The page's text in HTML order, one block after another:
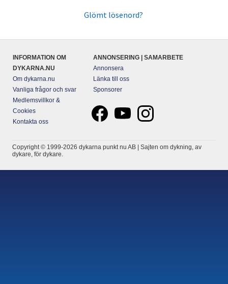
Glömt lösenord?
INFORMATION OM
DYKARNA.NU
Om dykarna.nu
Vanliga frågor och svar
Medlemsvillkor &
Cookies
Kontakta oss
ANNONSERING | SAMARBETE
Annonsera
Länka till oss
Sponsorer
Copyright © 1999-2026 dykarna punkt nu AB | Sajten om dykning, av
dykare, för dykare.